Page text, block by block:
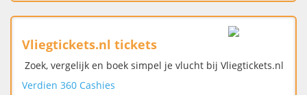
Vliegtickets.nl tickets
Zoek, vergelijk en boek simpel je vlucht bij Vliegtickets.nl
Verdien 360 Cashies